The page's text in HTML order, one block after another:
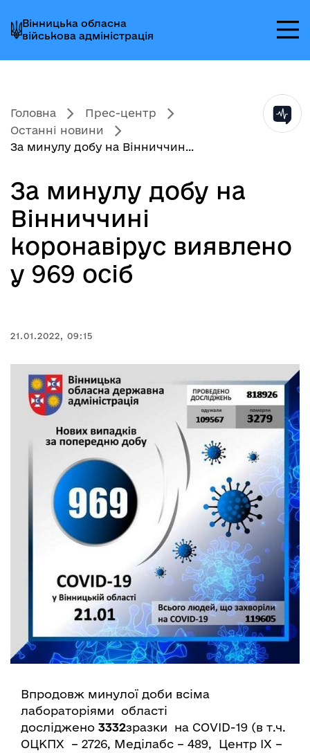
до
головного
меню
до
головного
вмісту
до
головного
колонтитула
Вінницька обласна
військова адміністрація
Головна
Прес-центр
Останні новини
За минулу добу на Вінниччин...
За минулу добу на
Вінниччині
коронавірус виявлено
у 969 осіб
21.01.2022, 09:15
Впродовж минулої доби всіма
лабораторіями області
досліджено 3332зразки на COVID-19 (в т.ч.
ОЦКПХ – 2726, Меділабс – 489, Центр ІХ –